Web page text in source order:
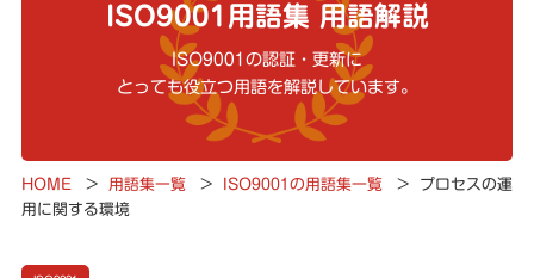
ISO9001用語集 用語解説
ISO9001の認証・更新に
とっても役立つ用語を解説しています。
HOME > 用語集一覧 > ISO9001の用語集一覧 >
プロセスの運
用に関する環境